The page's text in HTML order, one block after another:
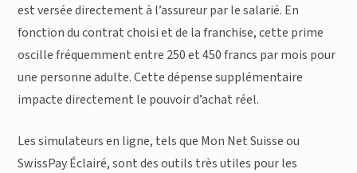
est versée directement à l’assureur par le salarié. En
fonction du contrat choisi et de la franchise, cette prime
oscille fréquemment entre 250 et 450 francs par mois pour
une personne adulte. Cette dépense supplémentaire
impacte directement le pouvoir d’achat réel.
Les simulateurs en ligne, tels que Mon Net Suisse ou
SwissPay Éclairé, sont des outils très utiles pour les